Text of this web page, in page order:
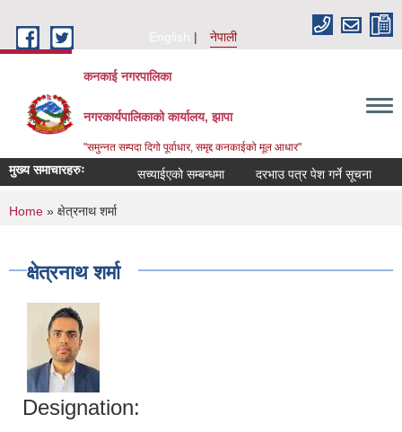
English
नेपाली
कनकाई नगरपालिका
नगरकार्यपालिकाको कार्यालय, झापा
"समुन्नत सम्पदा दिगो पूर्वाधार, समृद्द कनकाईको मूल आधार"
मुख्य समाचारहरुः सच्याईएको सम्बन्धमा दरभाउ पत्र पेश गर्ने सूचना
You are here
Home » क्षेत्रनाथ शर्मा
क्षेत्रनाथ शर्मा
Designation: